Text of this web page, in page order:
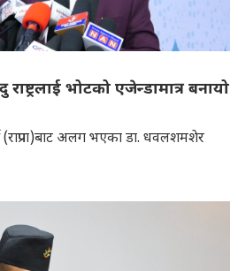
राष्ट्रलाई भोटको एजेन्डामात्र बनायो
(राप्रपा)बाट अलग भएका डा. धवलशमशेर